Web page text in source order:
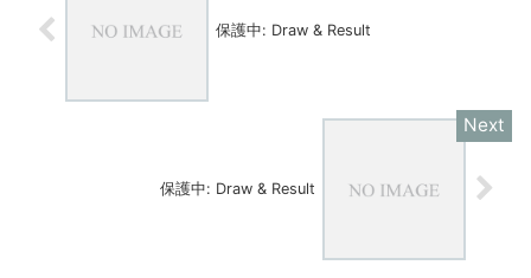
保護中: Draw & Result
保護中: Draw & Result